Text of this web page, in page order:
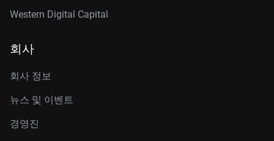
Western Digital Capital
회사
회사 정보
뉴스 및 이벤트
경영진